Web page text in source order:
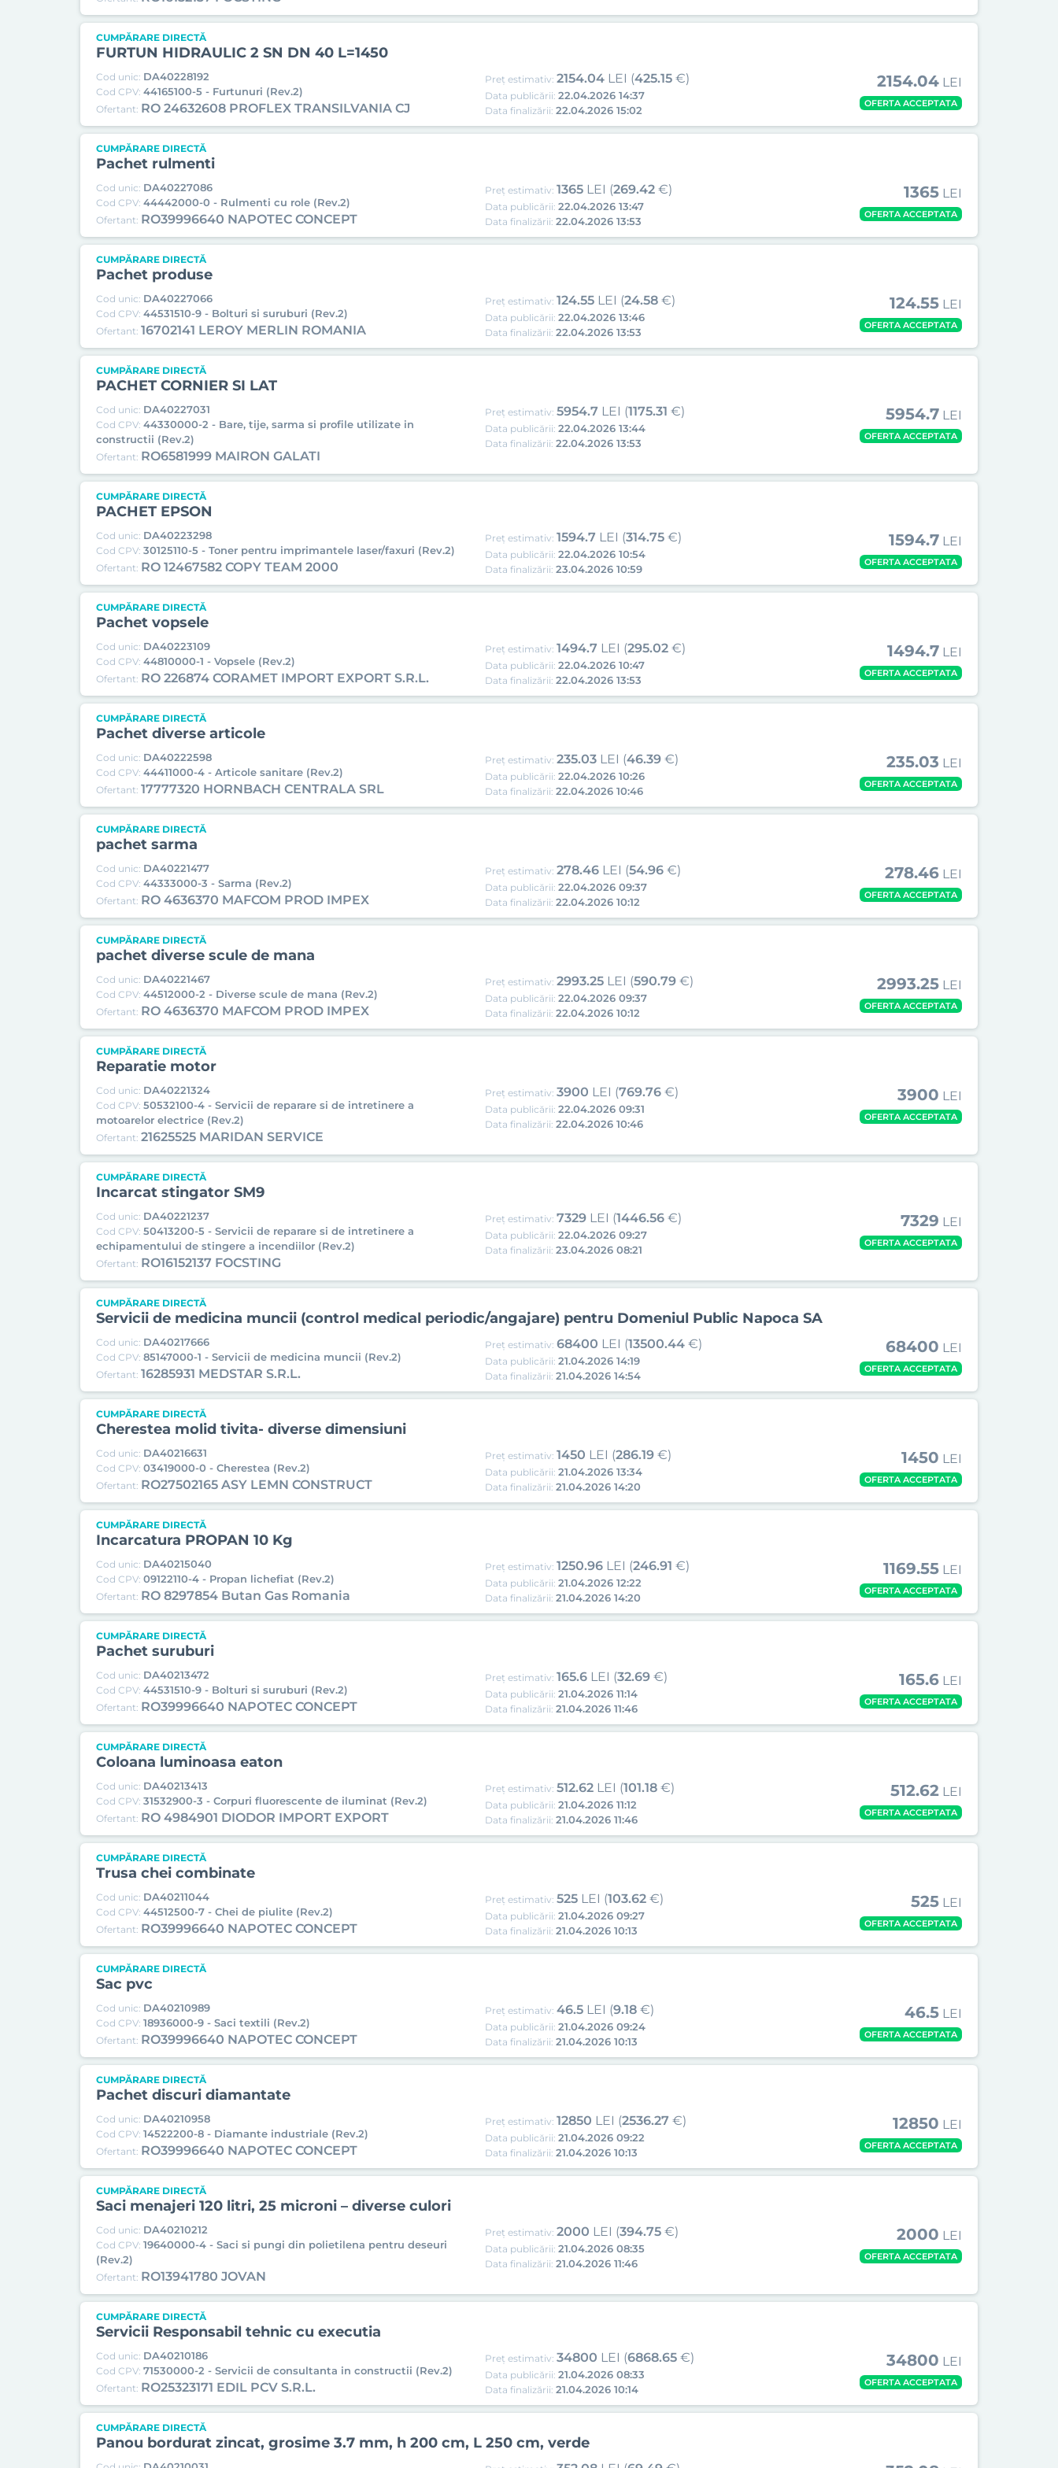
CUMPĂRARE DIRECTĂ
FURTUN HIDRAULIC 2 SN DN 40 L=1450
Cod unic: DA40228192
Cod CPV: 44165100-5 - Furtunuri (Rev.2)
Ofertant: RO 24632608 PROFLEX TRANSILVANIA CJ
Preț estimativ:2154.04 LEI (425.15 €)
Data publicării:22.04.2026 14:37
Data finalizării:22.04.2026 15:02
2154.04 LEI
OFERTA ACCEPTATA
CUMPĂRARE DIRECTĂ
Pachet rulmenti
Cod unic: DA40227086
Cod CPV: 44442000-0 - Rulmenti cu role (Rev.2)
Ofertant: RO39996640 NAPOTEC CONCEPT
Preț estimativ:1365 LEI (269.42 €)
Data publicării:22.04.2026 13:47
Data finalizării:22.04.2026 13:53
1365 LEI
OFERTA ACCEPTATA
CUMPĂRARE DIRECTĂ
Pachet produse
Cod unic: DA40227066
Cod CPV: 44531510-9 - Bolturi si suruburi (Rev.2)
Ofertant: 16702141 LEROY MERLIN ROMANIA
Preț estimativ:124.55 LEI (24.58 €)
Data publicării:22.04.2026 13:46
Data finalizării:22.04.2026 13:53
124.55 LEI
OFERTA ACCEPTATA
CUMPĂRARE DIRECTĂ
PACHET CORNIER SI LAT
Cod unic: DA40227031
Cod CPV: 44330000-2 - Bare, tije, sarma si profile utilizate in
constructii (Rev.2)
Ofertant: RO6581999 MAIRON GALATI
Preț estimativ:5954.7 LEI (1175.31 €)
Data publicării:22.04.2026 13:44
Data finalizării:22.04.2026 13:53
5954.7 LEI
OFERTA ACCEPTATA
CUMPĂRARE DIRECTĂ
PACHET EPSON
Cod unic: DA40223298
Cod CPV: 30125110-5 - Toner pentru imprimantele laser/faxuri (Rev.2)
Ofertant: RO 12467582 COPY TEAM 2000
Preț estimativ:1594.7 LEI (314.75 €)
Data publicării:22.04.2026 10:54
Data finalizării:23.04.2026 10:59
1594.7 LEI
OFERTA ACCEPTATA
CUMPĂRARE DIRECTĂ
Pachet vopsele
Cod unic: DA40223109
Cod CPV: 44810000-1 - Vopsele (Rev.2)
Ofertant: RO 226874 CORAMET IMPORT EXPORT S.R.L.
Preț estimativ:1494.7 LEI (295.02 €)
Data publicării:22.04.2026 10:47
Data finalizării:22.04.2026 13:53
1494.7 LEI
OFERTA ACCEPTATA
CUMPĂRARE DIRECTĂ
Pachet diverse articole
Cod unic: DA40222598
Cod CPV: 44411000-4 - Articole sanitare (Rev.2)
Ofertant: 17777320 HORNBACH CENTRALA SRL
Preț estimativ:235.03 LEI (46.39 €)
Data publicării:22.04.2026 10:26
Data finalizării:22.04.2026 10:46
235.03 LEI
OFERTA ACCEPTATA
CUMPĂRARE DIRECTĂ
pachet sarma
Cod unic: DA40221477
Cod CPV: 44333000-3 - Sarma (Rev.2)
Ofertant: RO 4636370 MAFCOM PROD IMPEX
Preț estimativ:278.46 LEI (54.96 €)
Data publicării:22.04.2026 09:37
Data finalizării:22.04.2026 10:12
278.46 LEI
OFERTA ACCEPTATA
CUMPĂRARE DIRECTĂ
pachet diverse scule de mana
Cod unic: DA40221467
Cod CPV: 44512000-2 - Diverse scule de mana (Rev.2)
Ofertant: RO 4636370 MAFCOM PROD IMPEX
Preț estimativ:2993.25 LEI (590.79 €)
Data publicării:22.04.2026 09:37
Data finalizării:22.04.2026 10:12
2993.25 LEI
OFERTA ACCEPTATA
CUMPĂRARE DIRECTĂ
Reparatie motor
Cod unic: DA40221324
Cod CPV: 50532100-4 - Servicii de reparare si de intretinere a
motoarelor electrice (Rev.2)
Ofertant: 21625525 MARIDAN SERVICE
Preț estimativ:3900 LEI (769.76 €)
Data publicării:22.04.2026 09:31
Data finalizării:22.04.2026 10:46
3900 LEI
OFERTA ACCEPTATA
CUMPĂRARE DIRECTĂ
Incarcat stingator SM9
Cod unic: DA40221237
Cod CPV: 50413200-5 - Servicii de reparare si de intretinere a
echipamentului de stingere a incendiilor (Rev.2)
Ofertant: RO16152137 FOCSTING
Preț estimativ:7329 LEI (1446.56 €)
Data publicării:22.04.2026 09:27
Data finalizării:23.04.2026 08:21
7329 LEI
OFERTA ACCEPTATA
CUMPĂRARE DIRECTĂ
Servicii de medicina muncii (control medical periodic/angajare) pentru Domeniul Public Napoca SA
Cod unic: DA40217666
Cod CPV: 85147000-1 - Servicii de medicina muncii (Rev.2)
Ofertant: 16285931 MEDSTAR S.R.L.
Preț estimativ:68400 LEI (13500.44 €)
Data publicării:21.04.2026 14:19
Data finalizării:21.04.2026 14:54
68400 LEI
OFERTA ACCEPTATA
CUMPĂRARE DIRECTĂ
Cherestea molid tivita- diverse dimensiuni
Cod unic: DA40216631
Cod CPV: 03419000-0 - Cherestea (Rev.2)
Ofertant: RO27502165 ASY LEMN CONSTRUCT
Preț estimativ:1450 LEI (286.19 €)
Data publicării:21.04.2026 13:34
Data finalizării:21.04.2026 14:20
1450 LEI
OFERTA ACCEPTATA
CUMPĂRARE DIRECTĂ
Incarcatura PROPAN 10 Kg
Cod unic: DA40215040
Cod CPV: 09122110-4 - Propan lichefiat (Rev.2)
Ofertant: RO 8297854 Butan Gas Romania
Preț estimativ:1250.96 LEI (246.91 €)
Data publicării:21.04.2026 12:22
Data finalizării:21.04.2026 14:20
1169.55 LEI
OFERTA ACCEPTATA
CUMPĂRARE DIRECTĂ
Pachet suruburi
Cod unic: DA40213472
Cod CPV: 44531510-9 - Bolturi si suruburi (Rev.2)
Ofertant: RO39996640 NAPOTEC CONCEPT
Preț estimativ:165.6 LEI (32.69 €)
Data publicării:21.04.2026 11:14
Data finalizării:21.04.2026 11:46
165.6 LEI
OFERTA ACCEPTATA
CUMPĂRARE DIRECTĂ
Coloana luminoasa eaton
Cod unic: DA40213413
Cod CPV: 31532900-3 - Corpuri fluorescente de iluminat (Rev.2)
Ofertant: RO 4984901 DIODOR IMPORT EXPORT
Preț estimativ:512.62 LEI (101.18 €)
Data publicării:21.04.2026 11:12
Data finalizării:21.04.2026 11:46
512.62 LEI
OFERTA ACCEPTATA
CUMPĂRARE DIRECTĂ
Trusa chei combinate
Cod unic: DA40211044
Cod CPV: 44512500-7 - Chei de piulite (Rev.2)
Ofertant: RO39996640 NAPOTEC CONCEPT
Preț estimativ:525 LEI (103.62 €)
Data publicării:21.04.2026 09:27
Data finalizării:21.04.2026 10:13
525 LEI
OFERTA ACCEPTATA
CUMPĂRARE DIRECTĂ
Sac pvc
Cod unic: DA40210989
Cod CPV: 18936000-9 - Saci textili (Rev.2)
Ofertant: RO39996640 NAPOTEC CONCEPT
Preț estimativ:46.5 LEI (9.18 €)
Data publicării:21.04.2026 09:24
Data finalizării:21.04.2026 10:13
46.5 LEI
OFERTA ACCEPTATA
CUMPĂRARE DIRECTĂ
Pachet discuri diamantate
Cod unic: DA40210958
Cod CPV: 14522200-8 - Diamante industriale (Rev.2)
Ofertant: RO39996640 NAPOTEC CONCEPT
Preț estimativ:12850 LEI (2536.27 €)
Data publicării:21.04.2026 09:22
Data finalizării:21.04.2026 10:13
12850 LEI
OFERTA ACCEPTATA
CUMPĂRARE DIRECTĂ
Saci menajeri 120 litri, 25 microni – diverse culori
Cod unic: DA40210212
Cod CPV: 19640000-4 - Saci si pungi din polietilena pentru deseuri
(Rev.2)
Ofertant: RO13941780 JOVAN
Preț estimativ:2000 LEI (394.75 €)
Data publicării:21.04.2026 08:35
Data finalizării:21.04.2026 11:46
2000 LEI
OFERTA ACCEPTATA
CUMPĂRARE DIRECTĂ
Servicii Responsabil tehnic cu executia
Cod unic: DA40210186
Cod CPV: 71530000-2 - Servicii de consultanta in constructii (Rev.2)
Ofertant: RO25323171 EDIL PCV S.R.L.
Preț estimativ:34800 LEI (6868.65 €)
Data publicării:21.04.2026 08:33
Data finalizării:21.04.2026 10:14
34800 LEI
OFERTA ACCEPTATA
CUMPĂRARE DIRECTĂ
Panou bordurat zincat, grosime 3.7 mm, h 200 cm, L 250 cm, verde